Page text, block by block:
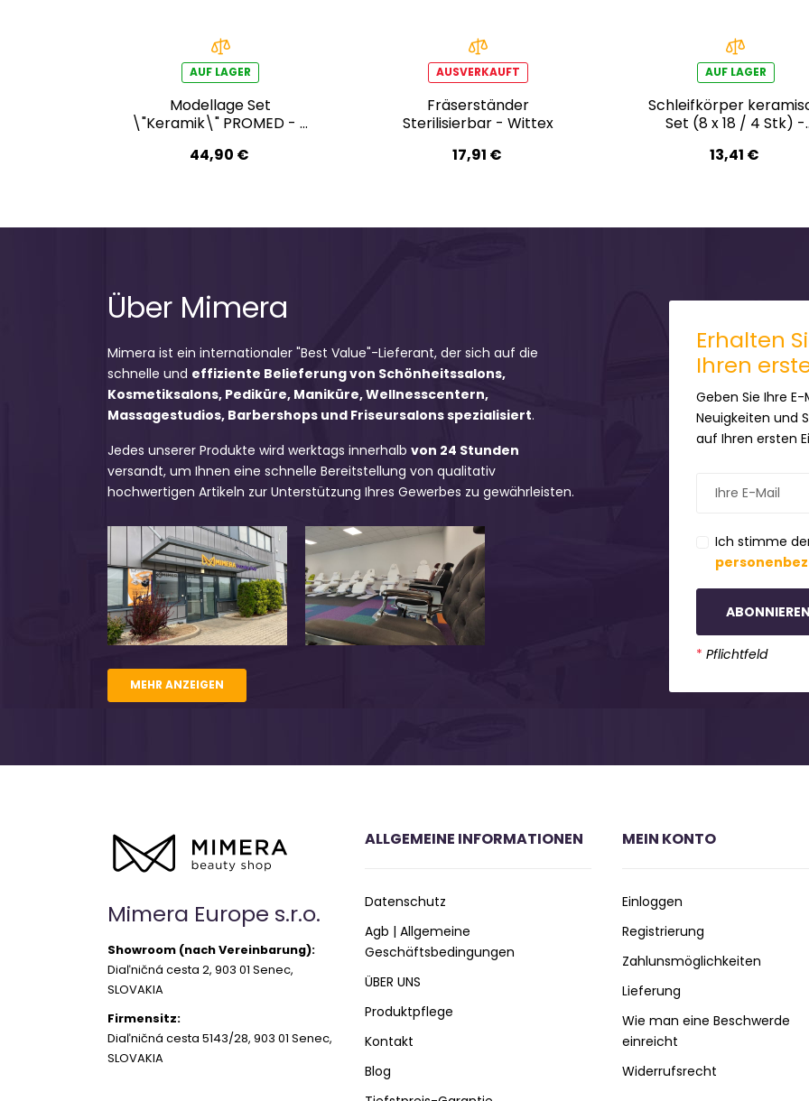
AUF LAGER
Modellage Set
\"Keramik\" PROMED - 5
44,90 €
AUSVERKAUFT
Fräserständer
Sterilisierbar - Wittex
17,91 €
AUF LAGER
Schleifkörper
Set (8 x 18 / 4 Stk) -
13,41 €
Über Mimera
Mimera ist ein internationaler "Best Value"-Lieferant, der sich auf die
schnelle und effiziente Belieferung von Schönheitssalons,
Kosmetiksalons, Pediküre, Maniküre, Wellnesscentern,
Massagestudios, Barbershops und Friseursalons spezialisiert.
Jedes unserer Produkte wird werktags innerhalbvon 24 Stunden
versandt, um Ihnen eine schnelle Bereitstellung von qualitativ
hochwertigen Artikeln zur Unterstützung Ihres Gewerbes zu gewährleisten.
MEHR ANZEIGEN
Erhalten
Ihren
Geben Sie Ihre
Neuigkeiten und
auf Ihren ersten
Ich stimme
ABONNIEREN
* Pflichtfeld
Mimera Europe s.r.o.
Showroom (nach Vereinbarung):
Diaľničná cesta 2, 903 01 Senec,
SLOVAKIA
Firmensitz:
Diaľničná cesta 5143/28, 903 01 Senec,
SLOVAKIA
ALLGEMEINE INFORMATIONEN
Datenschutz
Agb | Allgemeine
Geschäftsbedingungen
ÜBER UNS
Produktpflege
Kontakt
Blog
MEIN KONTO
Einloggen
Registrierung
Zahlunsmöglichkeiten
Lieferung
Wie man eine Beschwerde
einreicht
Widerrufsrecht